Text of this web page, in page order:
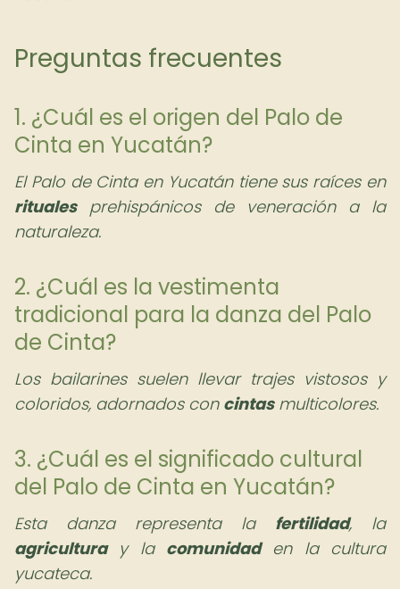
Preguntas frecuentes
1. ¿Cuál es el origen del Palo de
Cinta en Yucatán?
El Palo de Cinta en Yucatán tiene sus raíces en
ritualesprehispánicos de veneración a la
naturaleza.
2. ¿Cuál es la vestimenta
tradicional para la danza del Palo
de Cinta?
Los bailarines suelen llevar trajes vistosos y
coloridos, adornados con cintasmulticolores.
3. ¿Cuál es el significado cultural
del Palo de Cinta en Yucatán?
Esta danza representa la fertilidad, la
agriculturay la comunidaden la cultura
yucateca.